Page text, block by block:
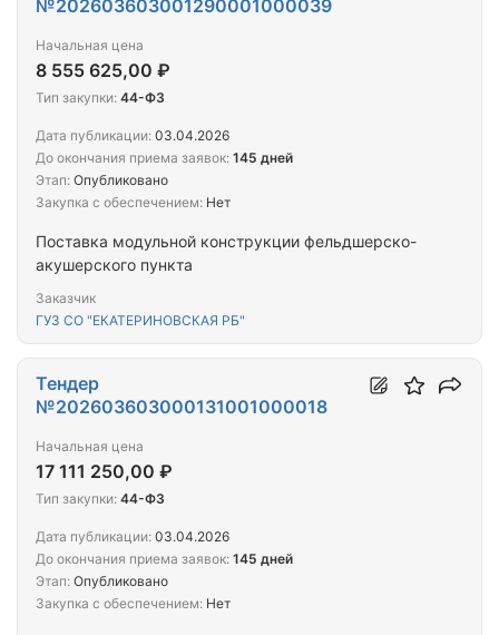
Поставка модульной конструкции фельдшерско-
акушерского пункта
Заказчик
ГУЗ СО "ЕКАТЕРИНОВСКАЯ РБ"
№202603603001290001000039
Начальная цена
8 555 625,00 ₽
Тип закупки: 44-ФЗ
Дата публикации: 03.04.2026
До окончания приема заявок: 145 дней
Этап: Опубликовано
Закупка с обеспечением: Нет
Тендер
№202603603000131001000018
Начальная цена
17 111 250,00 ₽
Тип закупки: 44-ФЗ
Дата публикации: 03.04.2026
До окончания приема заявок: 145 дней
Этап: Опубликовано
Закупка с обеспечением: Нет